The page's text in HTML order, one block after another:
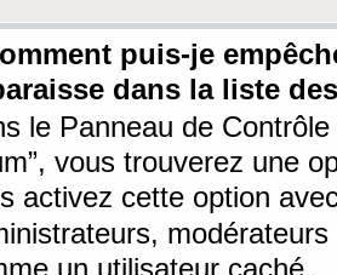
puis-je
dans la liste
le Panneau de
vous trouverez une
activez cette option